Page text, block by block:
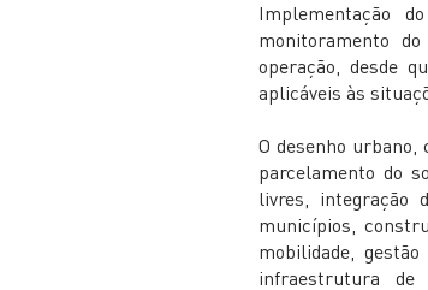
Implementação
monitoramento
operação, desde
aplicáveis às
O desenho
parcelamento do
livres, integração
municípios,
mobilidade,
infraestrutura de